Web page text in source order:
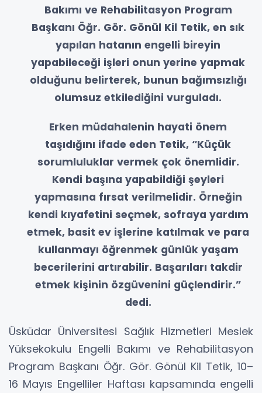
Bakımı ve Rehabilitasyon Program
Başkanı Öğr. Gör. Gönül Kil Tetik, en sık
yapılan hatanın engelli bireyin
yapabileceği işleri onun yerine yapmak
olduğunu belirterek, bunun bağımsızlığı
olumsuz etkilediğini vurguladı.
Erken müdahalenin hayati önem
taşıdığını ifade eden Tetik, “Küçük
sorumluluklar vermek çok önemlidir.
Kendi başına yapabildiği şeyleri
yapmasına fırsat verilmelidir. Örneğin
kendi kıyafetini seçmek, sofraya yardım
etmek, basit ev işlerine katılmak ve para
kullanmayı öğrenmek günlük yaşam
becerilerini artırabilir. Başarıları takdir
etmek kişinin özgüvenini güçlendirir.”
dedi.
Üsküdar Üniversitesi Sağlık Hizmetleri Meslek
Yüksekokulu Engelli Bakımı ve Rehabilitasyon
Program Başkanı Öğr. Gör. Gönül Kil Tetik, 10–
16 Mayıs Engelliler Haftası kapsamında engelli